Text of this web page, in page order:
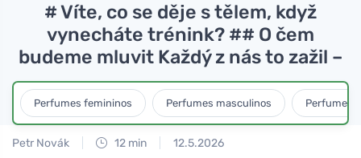
# Víte, co se děje s tělem, když
vynecháte trénink? ## O čem
budeme mluvit Každý z nás to zažil –
Perfumes femininos Perfumes masculinos Perfumes
Petr Novák 12 min 12.5.2026